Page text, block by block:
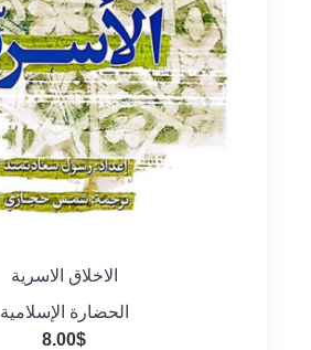
الاخلاق الاسرية
الحضارة الإسلامية
8.00$